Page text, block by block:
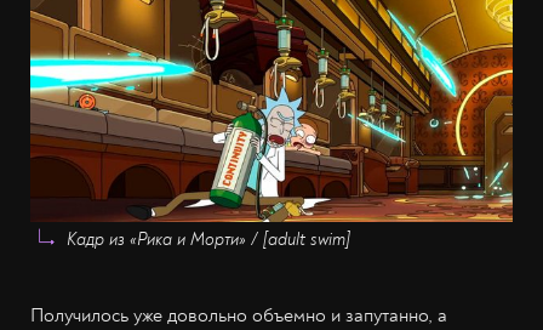
Кадр из «Рика и Морти» / [adult swim]
Получилось уже довольно объемно и запутанно, а